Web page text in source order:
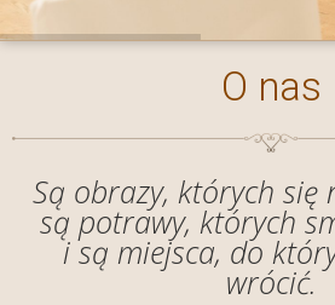
O nas
Są obrazy, których się
są potrawy, których
i są miejsca, do
wrócić.